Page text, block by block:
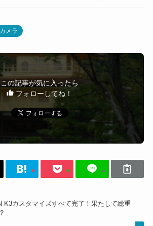
カメラ
この記事が気に入ったら
フォローしてね！
K3カスタマイズすべて完了！果たして総重